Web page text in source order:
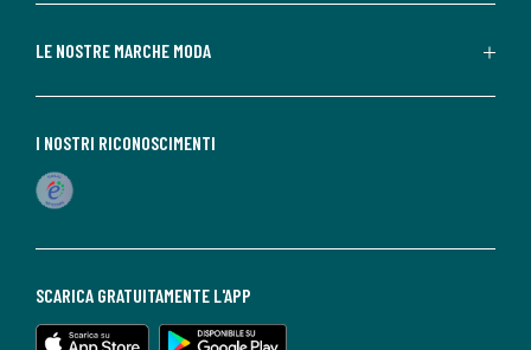
LE NOSTRE MARCHE MODA
SCARICA GRATUITAMENTE L'APP
I NOSTRI RICONOSCIMENTI